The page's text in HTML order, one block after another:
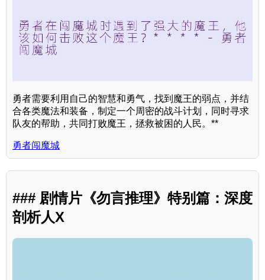
勇者需要利用自己的智慧和勇气，找到魔王的弱点，并结
合各类魔法和装备，制定一个周密的战斗计划，同时寻求
队友的帮助，共同打败魔王，拯救被困的人民。**
勇者闯魔城
### 剧情片《勿言推理》特别篇：深度
剖析人X